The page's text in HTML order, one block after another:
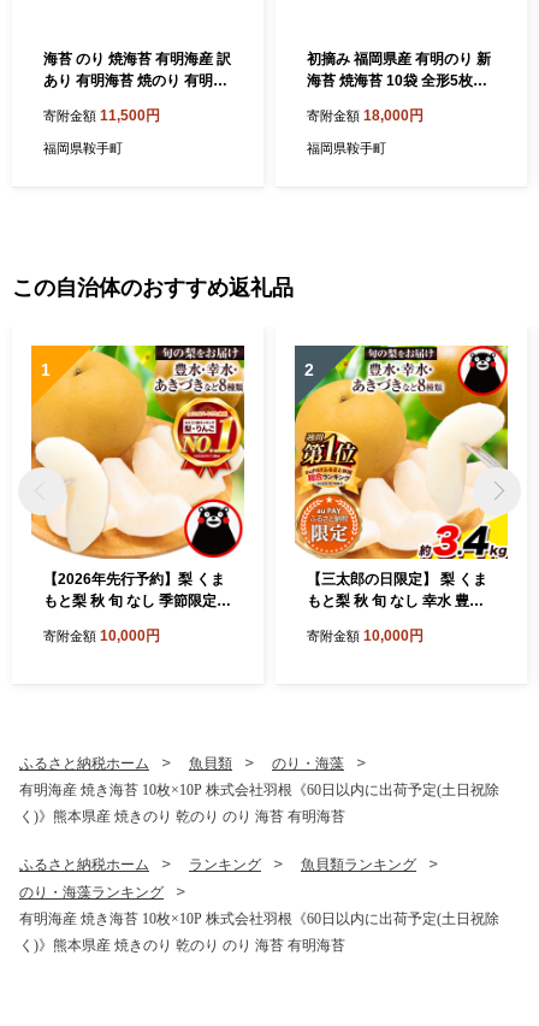
海苔 のり 焼海苔 有明海産 訳
あり 有明海苔 焼のり 有明海
料無料 パリパリ 有明海産《3
0日以内に出荷予定(土日祝除
寄附金額 11,500円
福岡県鞍手町
初摘み 福岡県産 有明のり 新
海苔 焼海苔 10袋 全形5枚入
以内に出荷予定(土日祝除
く)》 福岡県 鞍手町 有明のり
寄附金額 18,000円
福岡県鞍手町
この自治体のおすすめ返礼品
1
【2026年先行予約】梨 くま
もと梨 秋 旬 なし 季節限定
フルーツ ナシ 梨 先行予約 送
り出荷》旬 果物 お取り寄せ
寄附金額 10,000円
2
【三太郎の日限定】 梨 くま
もと梨 秋 旬 なし 幸水 豊水
づき 甘太 新高 新興 約3.4kg
寄附金額 10,000円
ふるさと納税ホーム 魚貝類
のり・海藻
有明海産 焼き海苔 10枚×10P 株式会社羽根《60日以内に出荷予定(土日祝除
く)》熊本県産 焼きのり 乾のり のり 海苔 有明海苔
ふるさと納税ホーム ランキング
魚貝類ランキング
のり・海藻ランキング
有明海産 焼き海苔 10枚×10P 株式会社羽根《60日以内に出荷予定(土日祝除
く)》熊本県産 焼きのり 乾のり のり 海苔 有明海苔